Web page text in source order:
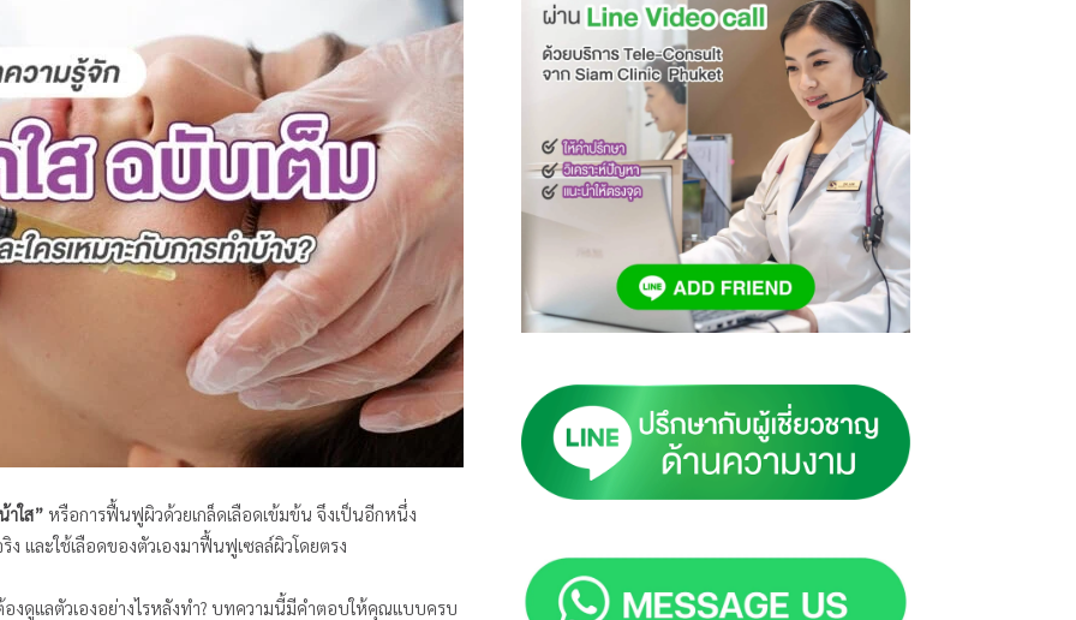
าใส” หรือการฟื้นฟูผิวด้วยเกล็ดเลือดเข้มข้น จึงเป็นอีกหนึ่ง
และใช้เลือดของตัวเองมาฟื้นฟูเซลล์ผิวโดยตรง
องดูแลตัวเองอย่างไรหลังทำ? บทความนี้มีคำตอบให้คุณแบบครบ